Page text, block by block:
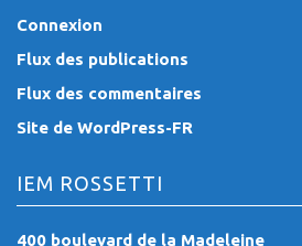
Connexion
Flux des publications
Flux des commentaires
Site de WordPress-FR
IEM ROSSETTI
400 boulevard de la Madeleine